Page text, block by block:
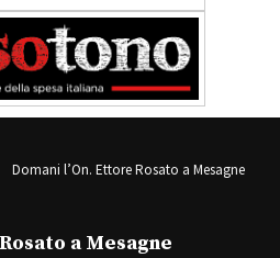
Domani l’On. Ettore Rosato a Mesagne
a Mesagne